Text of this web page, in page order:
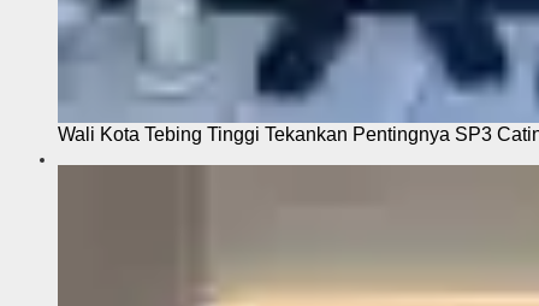
Wali Kota Tebing Tinggi Tekankan Pentingnya SP3